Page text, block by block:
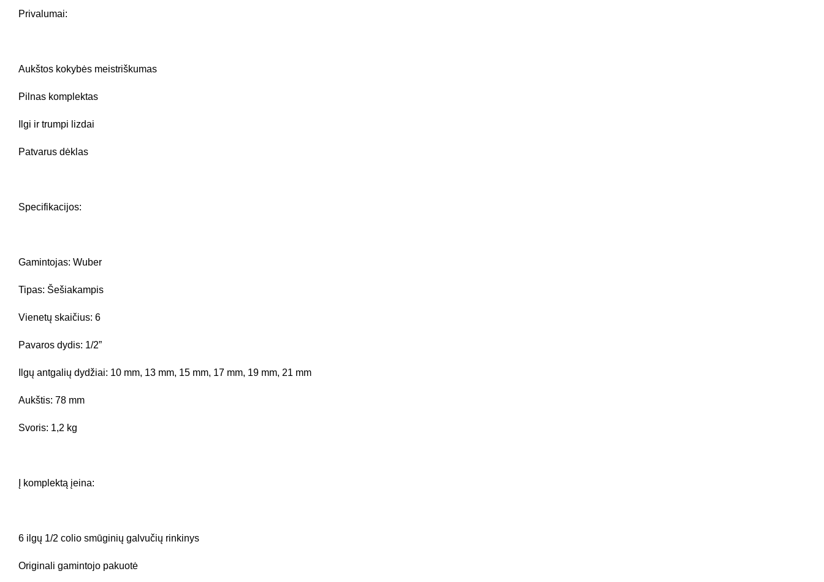
Privalumai:
Aukštos kokybės meistriškumas
Pilnas komplektas
Ilgi ir trumpi lizdai
Patvarus dėklas
Specifikacijos:
Gamintojas: Wuber
Tipas: Šešiakampis
Vienetų skaičius: 6
Pavaros dydis: 1/2”
Ilgų antgalių dydžiai: 10 mm, 13 mm, 15 mm, 17 mm, 19 mm, 21 mm
Aukštis: 78 mm
Svoris: 1,2 kg
Į komplektą įeina:
6 ilgų 1/2 colio smūginių galvučių rinkinys
Originali gamintojo pakuotė